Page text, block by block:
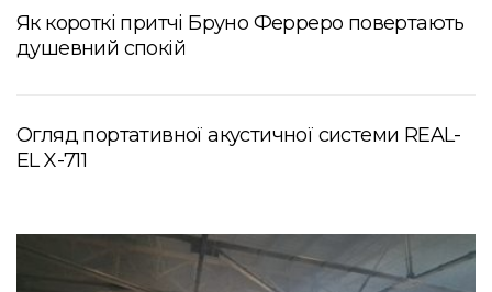
Як короткі притчі Бруно Ферреро повертають
душевний спокій
Огляд портативної акустичної системи REAL-
EL X-711